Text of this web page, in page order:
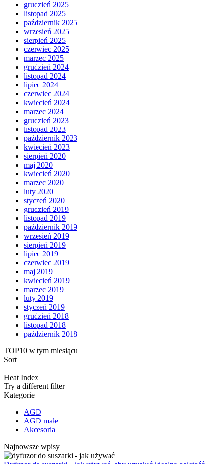
grudzień 2025
listopad 2025
październik 2025
wrzesień 2025
sierpień 2025
czerwiec 2025
marzec 2025
grudzień 2024
listopad 2024
lipiec 2024
czerwiec 2024
kwiecień 2024
marzec 2024
grudzień 2023
listopad 2023
październik 2023
kwiecień 2023
sierpień 2020
maj 2020
kwiecień 2020
marzec 2020
luty 2020
styczeń 2020
grudzień 2019
listopad 2019
październik 2019
wrzesień 2019
sierpień 2019
lipiec 2019
czerwiec 2019
maj 2019
kwiecień 2019
marzec 2019
luty 2019
styczeń 2019
grudzień 2018
listopad 2018
październik 2018
TOP10 w tym miesiącu
Sort
Heat Index
Try a different filter
Kategorie
AGD
AGD małe
Akcesoria
Najnowsze wpisy